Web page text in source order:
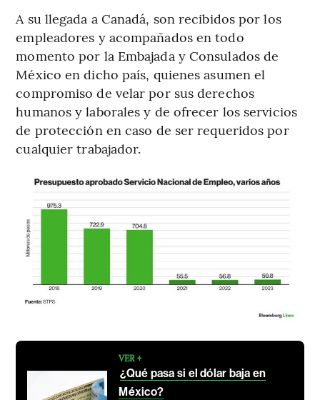
A su llegada a Canadá, son recibidos por los
empleadores y acompañados en todo
momento por la Embajada y Consulados de
México en dicho país, quienes asumen el
compromiso de velar por sus derechos
humanos y laborales y de ofrecer los servicios
de protección en caso de ser requeridos por
cualquier trabajador.
VER +
¿Qué pasa si el dólar baja en
México?